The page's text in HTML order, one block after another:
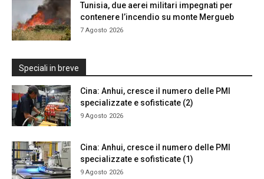
Tunisia, due aerei militari impegnati per
contenere l’incendio su monte Mergueb
7 Agosto 2026
Speciali in breve
Cina: Anhui, cresce il numero delle PMI
specializzate e sofisticate (2)
9 Agosto 2026
Cina: Anhui, cresce il numero delle PMI
specializzate e sofisticate (1)
9 Agosto 2026